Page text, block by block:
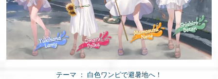
テーマ ： 白色ワンピで避暑地へ！